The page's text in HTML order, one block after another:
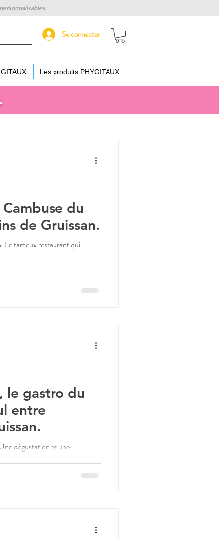
Se connecter
Les produits PHYGITAUX
du
de Gruissan.
Le fameux restaurant qui
le gastro du
entre
dégustation et une
très soignée. Un service